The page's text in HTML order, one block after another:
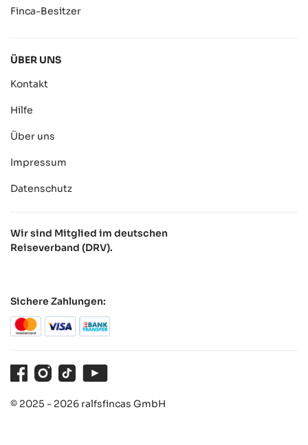
Finca-Besitzer
ÜBER UNS
Kontakt
Hilfe
Über uns
Impressum
Datenschutz
Wir sind Mitglied im deutschen
Reiseverband (DRV).
Sichere Zahlungen:
FacebookInstagram
TikTok
© 2025 - 2026 ralfsfincas GmbH